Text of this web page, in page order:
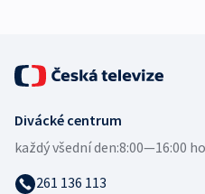
Divácké centrum
každý všední den:8:00—16:00
261 136 113